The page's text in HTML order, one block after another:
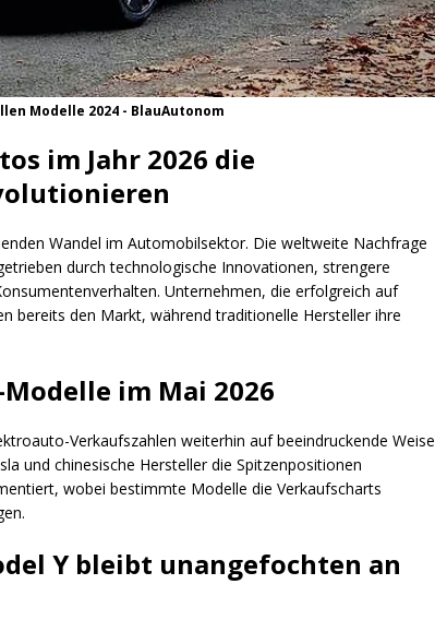
Modelle 2024 - BlauAutonom
im Jahr 2026 die
Wandel im Automobilsektor. Die weltweite Nachfrage
durch technologische Innovationen, strengere
Unternehmen, die erfolgreich auf
bereits den Markt, während traditionelle Hersteller ihre
im Mai 2026
Verkaufszahlen weiterhin auf beeindruckende Weise
und chinesische Hersteller die Spitzenpositionen
wobei bestimmte Modelle die Verkaufscharts
Y bleibt unangefochten an